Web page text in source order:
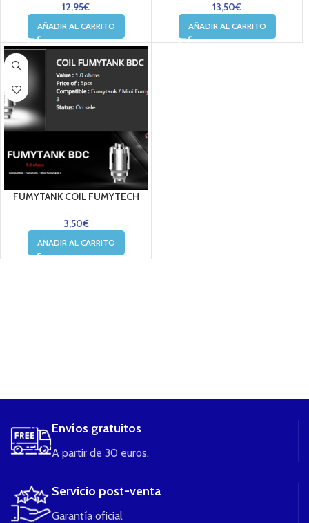
12,95€
AÑADIR AL CARRITO
13,50€
AÑADIR AL CARRITO
FUMYTANK COIL FUMYTECH
3,50€
AÑADIR AL CARRITO
Envíos gratuitos
A partir de 30 euros.
Servicio post-venta
Garantía oficial